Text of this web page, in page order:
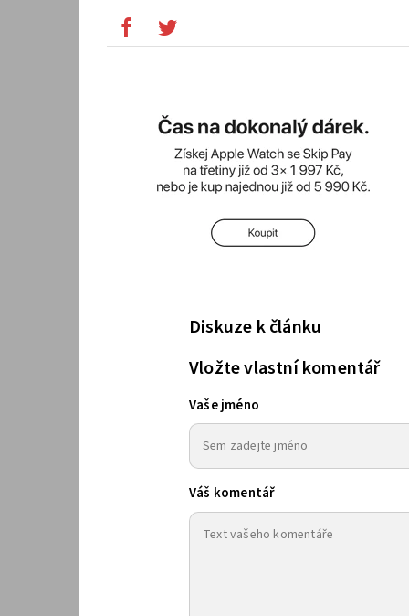
Diskuze k článku
Vložte vlastní komentář
Vaše jméno
Váš komentář